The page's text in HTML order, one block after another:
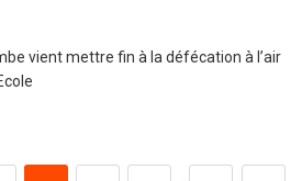
vient mettre fin à la défécation à l’air